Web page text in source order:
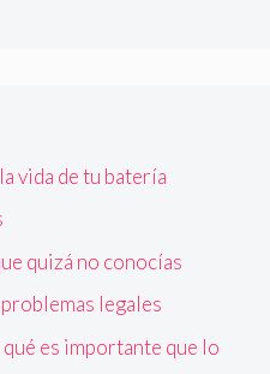
vida de tu batería
quizá no conocías
legales
es importante que lo